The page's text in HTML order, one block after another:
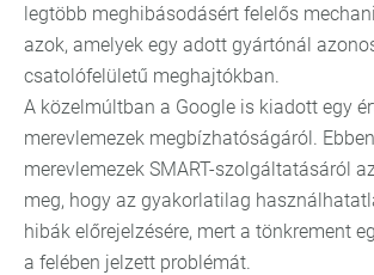
legtöbb meghibásodásért felelős
azok, amelyek egy adott gyártónál
csatolófelületű meghajtókban.
A közelmúltban a Google is kiadott egy
merevlemezek megbízhatóságáról.
merevlemezek SMART-szolgáltatásáról
meg, hogy az gyakorlatilag
hibák előrejelzésére, mert a tönkrement
a felében jelzett problémát.